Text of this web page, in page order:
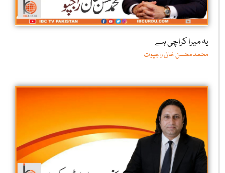
یہ میرا کراچی ہے
محمد محسن خان راجپوت